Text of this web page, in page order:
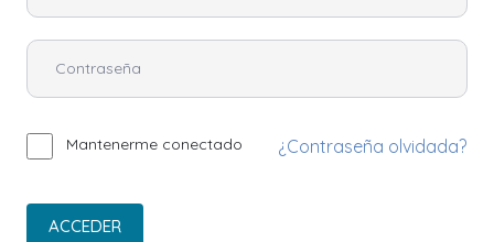
Mantenerme conectado ¿Contraseña olvidada?
ACCEDER